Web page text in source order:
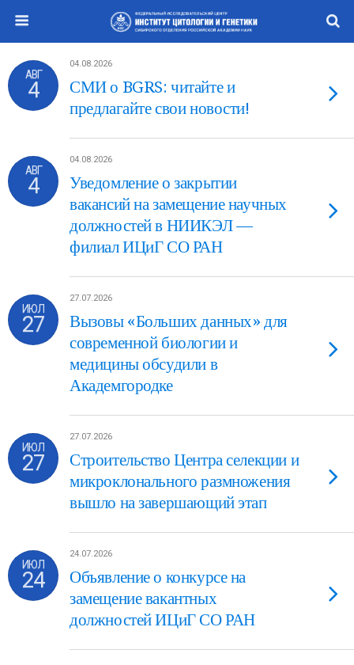
АВГ
4
04.08.2026
СМИ о BGRS: читайте и
предлагайте свои новости!
АВГ
4
04.08.2026
Уведомление о закрытии
вакансий на замещение научных
должностей в НИИКЭЛ —
филиал ИЦиГ СО РАН
ИЮЛ
27
27.07.2026
Вызовы «Больших данных» для
современной биологии и
медицины обсудили в
Академгородке
ИЮЛ
27
27.07.2026
Строительство Центра селекции и
микроклонального размножения
вышло на завершающий этап
ИЮЛ
24
24.07.2026
Объявление о конкурсе на
замещение вакантных
должностей ИЦиГ СО РАН